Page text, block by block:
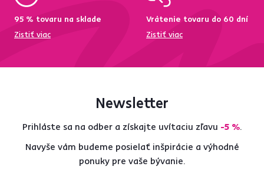
95 % tovaru na sklade
Zistiť viac
Vrátenie tovaru do 60 dní
Zistiť viac
Newsletter
Prihláste sa na odber a získajte uvítaciu zľavu -5 %.
Navyše vám budeme posielať inšpirácie a výhodné
ponuky pre vaše bývanie.